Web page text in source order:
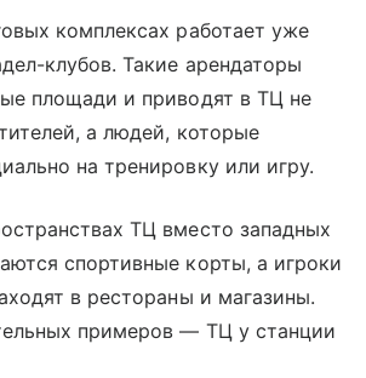
комплексах работает уже
клубов. Такие арендаторы
площади и приводят в ТЦ не
а людей, которые
на тренировку или игру.
ТЦ вместо западных
спортивные корты, а игроки
в рестораны и магазины.
примеров — ТЦ у станции